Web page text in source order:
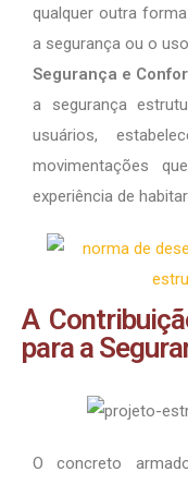
qualquer outra
a segurança ou o
Segurança e
a segurança
usuários,
movimentações
experiência de
A
para a
O concreto